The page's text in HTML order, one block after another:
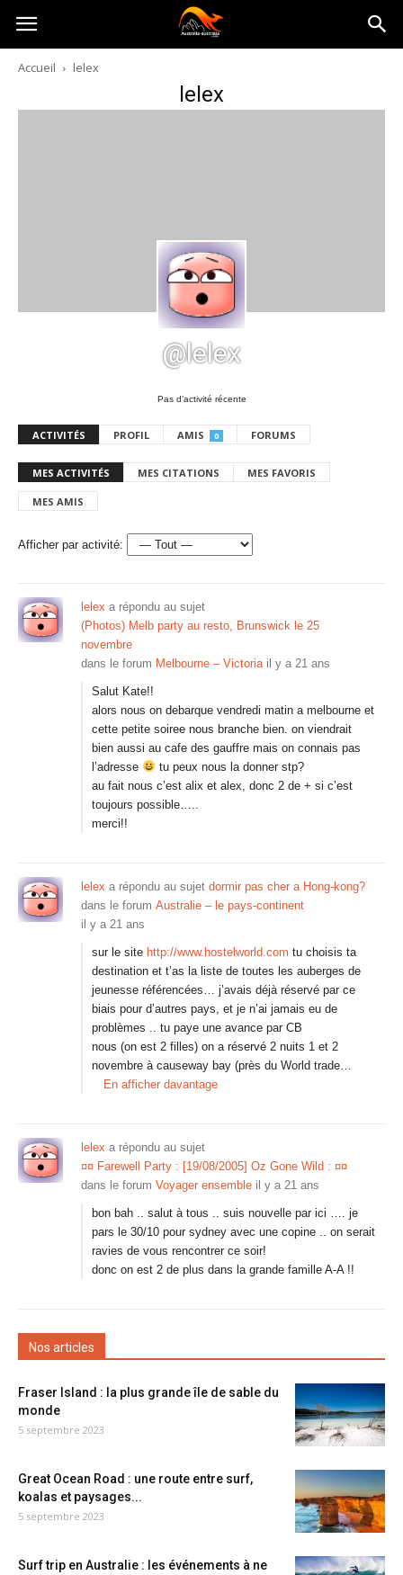
Australia-
australie.com
Accueil lelex
lelex
@lelex
Pas d’activité récente
ACTIVITÉS PROFIL AMIS 0 FORUMS
MES ACTIVITÉS MES CITATIONS MES FAVORIS
MES AMIS
Afficher par activité:
lelex a répondu au sujet
(Photos) Melb party au resto, Brunswick le 25
novembre
dans le forum Melbourne – Victoria il y a 21 ans
Salut Kate!!
alors nous on debarque vendredi matin a melbourne et
cette petite soiree nous branche bien. on viendrait
bien aussi au cafe des gauffre mais on connais pas
l’adresse
tu peux nous la donner stp?
au fait nous c’est alix et alex, donc 2 de + si c’est
toujours possible…..
merci!!
lelex a répondu au sujet dormir pas cher a Hong-kong?
dans le forum Australie – le pays-continent
il y a 21 ans
sur le site http://www.hostelworld.com tu choisis ta
destination et t’as la liste de toutes les auberges de
jeunesse référencées… j’avais déjà réservé par ce
biais pour d’autres pays, et je n’ai jamais eu de
problèmes .. tu paye une avance par CB
nous (on est 2 filles) on a réservé 2 nuits 1 et 2
novembre à causeway bay (près du World trade…
En afficher davantage
lelex a répondu au sujet
¤¤ Farewell Party : [19/08/2005] Oz Gone Wild : ¤¤
dans le forum Voyager ensemble il y a 21 ans
bon bah .. salut à tous .. suis nouvelle par ici …. je
pars le 30/10 pour sydney avec une copine .. on serait
ravies de vous rencontrer ce soir!
donc on est 2 de plus dans la grande famille A-A !!
Nos articles
Fraser Island : la plus grande île de sable du
monde
5 septembre 2023
Great Ocean Road : une route entre surf,
koalas et paysages...
5 septembre 2023
Surf trip en Australie : les événements à ne